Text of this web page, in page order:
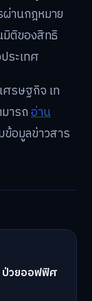
ผ่านกฎหมาย
มิติของสิทธิ
ระเทศ
ศรษฐกิจ เท
ารถอ่าน
ข้อมูลข่าวสาร
ป่วยออฟฟิศ